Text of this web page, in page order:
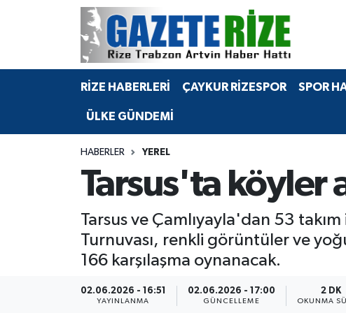
RİZE HABERLERİ ÇAYKUR RİZESPOR SPOR
ÜLKE GÜNDEMİ
HABERLER YEREL
Tarsus'ta köyler
Tarsus ve Çamlıyayla'dan 53
Turnuvası, renkli görüntüler ve
166 karşılaşma oynanacak.
02.06.2026 - 16:51
YAYINLANMA
02.06.2026 - 17:00
GÜNCELLEME
2 DK
OKUNMA
BÖLGEMİZ
Bilim Teknoloji
Advertising news
Merkez Nöbetçi Eczaneler
Merkez Hava Durumu
Merkez Trafik Yoğunluk Haritası
Tüm Manşetler
Son Dakika Haberleri
Haber Arşivi